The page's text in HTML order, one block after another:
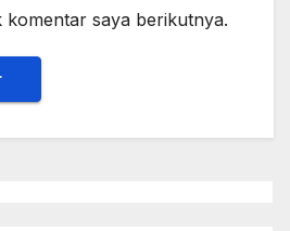
saya berikutnya.